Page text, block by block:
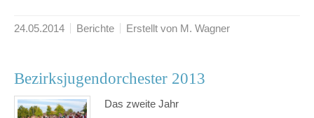
24.05.2014 Berichte Erstellt von M. Wagner
Bezirksjugendorchester 2013
Das zweite Jahr